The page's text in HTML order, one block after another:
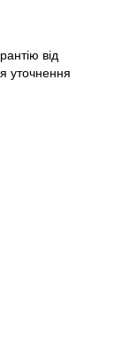
від
уточнення